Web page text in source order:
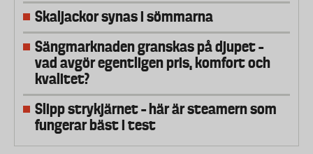
Skaljackor synas i sömmarna
Sängmarknaden granskas på djupet –
vad avgör egentligen pris, komfort och
kvalitet?
Slipp strykjärnet – här är steamern som
fungerar bäst i test